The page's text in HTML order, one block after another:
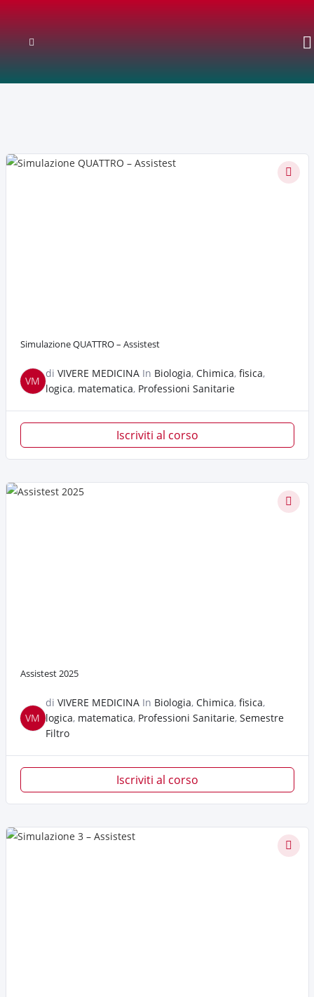
Simulazione QUATTRO – Assistest
VM
di VIVERE MEDICINAIn Biologia, Chimica, fisica,
logica, matematica, Professioni Sanitarie
Iscriviti al corso
Assistest 2025
VM
di VIVERE MEDICINAIn Biologia, Chimica, fisica,
logica, matematica, Professioni Sanitarie, Semestre
Filtro
Iscriviti al corso